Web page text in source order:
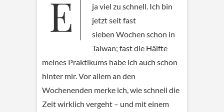
Eigentlich vergeht die Zeit
ja viel zu schnell. Ich bin
jetzt seit fast
sieben Wochen schon in
Taiwan; fast die Hälfte
meines Praktikums habe ich auch schon
hinter mir. Vor allem an den
Wochenenden merke ich, wie schnell die
Zeit wirklich vergeht – und mit einem